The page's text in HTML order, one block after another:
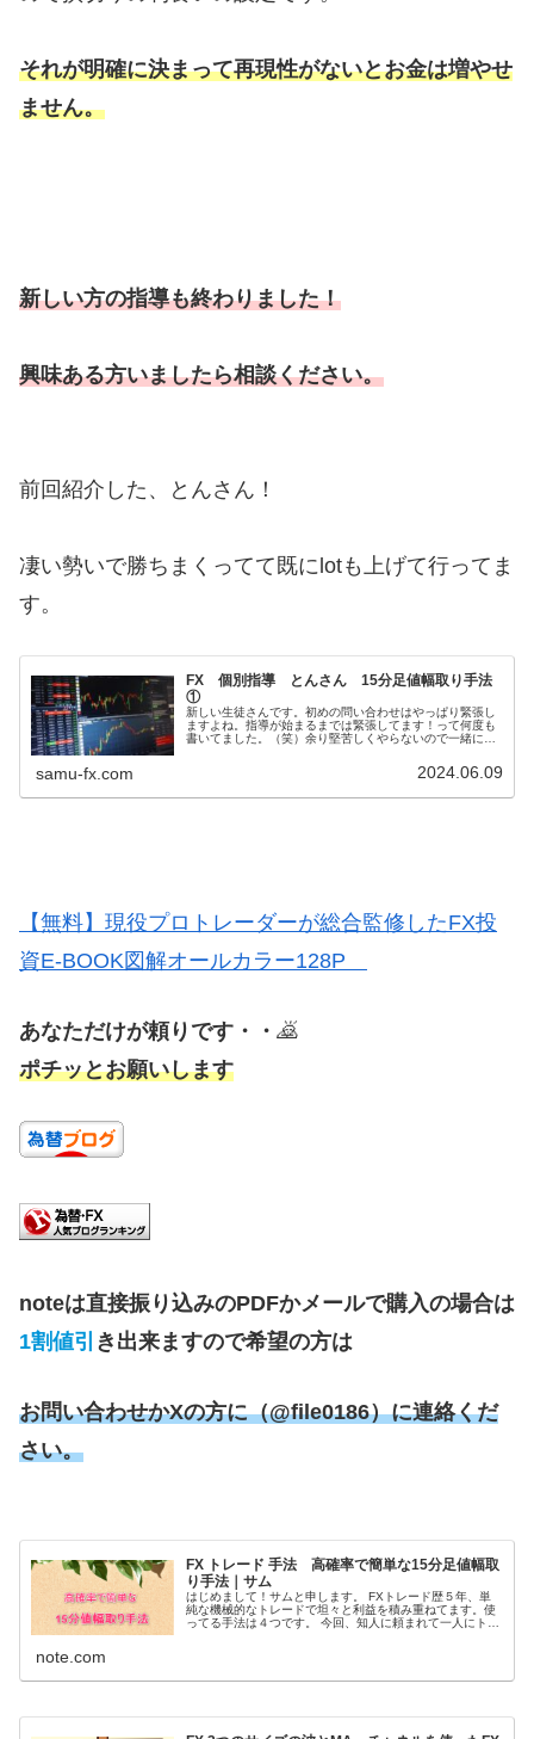
それが明確に決まって再現性がないとお金は増やせ
ません。
新しい方の指導も終わりました！
興味ある方いましたら相談ください。
前回紹介した、とんさん！
凄い勢いで勝ちまくってて既にlotも上げて行ってま
す。
FX 個別指導 とんさん 15分足値幅取り手法
①
新しい生徒さんです。初めの問い合わせはやっぱり緊張し
ますよね。指導が始まるまでは緊張してます！って何度も
書いてました。（笑）余り堅苦しくやらないので一緒に頑
samu-fx.com 2024.06.09
【無料】現役プロトレーダーが総合監修したFX投
資E-BOOK図解オールカラー128P
あなただけが頼りです・・ 🙇
ポチッとお願いします
noteは直接振り込みのPDFかメールで購入の場合は
1割値引 き出来ますので希望の方は
お問い合わせかXの方に（@file0186）に連絡くだ
さい。
FX トレード 手法 高確率で簡単な15分足値幅取
り手法｜サム
はじめまして！サムと申します。 FXトレード歴５年、単
純な機械的なトレードで坦々と利益を積み重ねてます。使
ってる手法は４つです。 今回、知人に頼まれて一人にトレ
note.com